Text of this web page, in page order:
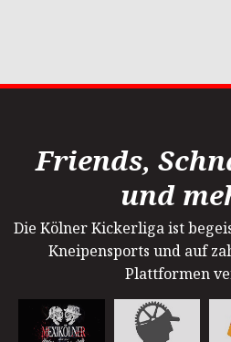
Friends,
und
Die Kölner Kickerliga ist
Kneipensports und auf
Plattformen